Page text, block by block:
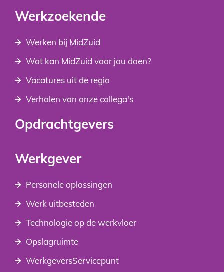
Werkzoekende
Werken bij MidZuid
Wat kan MidZuid voor jou doen?
Vacatures uit de regio
Verhalen van onze collega's
Opdrachtgevers
Werkgever
Personele oplossingen
Werk uitbesteden
Technologie op de werkvloer
Opslagruimte
WerkgeversServicepunt